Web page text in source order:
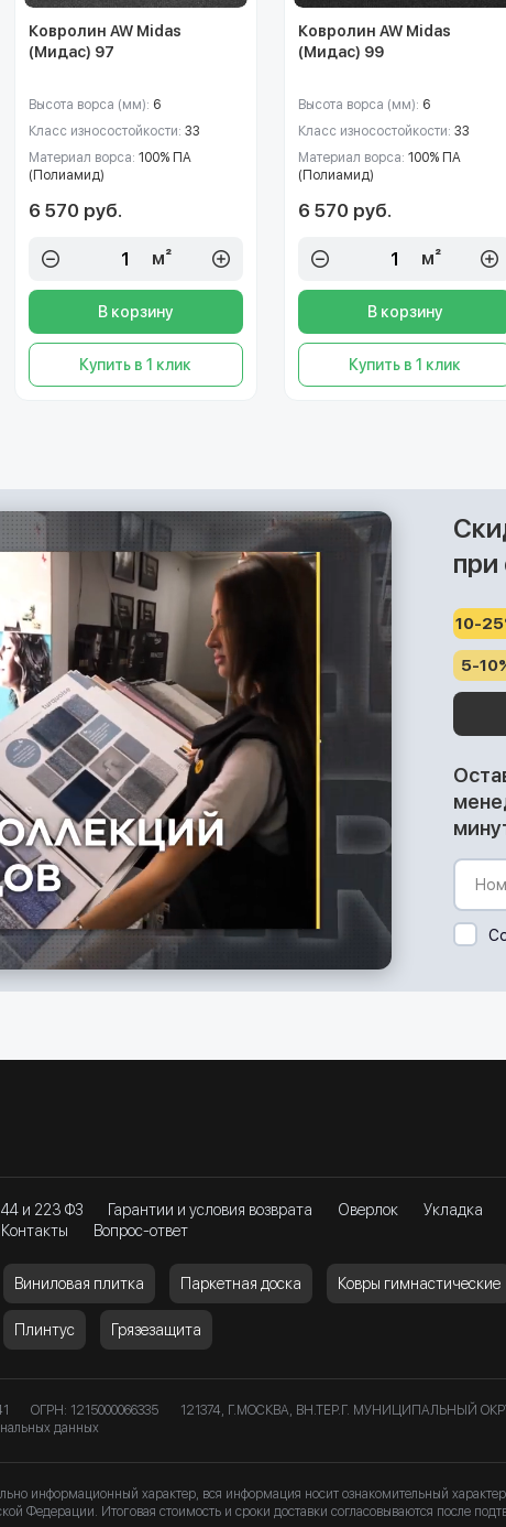
Ковролин AW Midas
(Мидас) 97
Высота ворса (мм): 6
Класс износостойкости: 33
Материал ворса: 100% ПА
(Полиамид)
6 570 руб.
м²
В корзину
Купить в 1 клик
Ковролин AW Midas
(Мидас) 99
Высота ворса (мм): 6
Класс износостойкости: 33
Материал ворса: 100% ПА
(Полиамид)
6 570 руб.
м²
В корзину
Купить в 1 клик
при
10-
5-
44 и 223 ФЗ Гарантии и условия возврата Оверлок
Укладка
Контакты Вопрос-ответ
Виниловая плитка Паркетная доска Ковры гимнастические
Плинтус Грязезащита
ОГРН: 1215000066335
121374, Г.МОСКВА, ВН.ТЕР.Г. МУНИЦИПАЛЬНЫЙ
данных
информационный характер, вся информация носит ознакомительный
Федерации. Итоговая стоимость и сроки доставки согласовываются после